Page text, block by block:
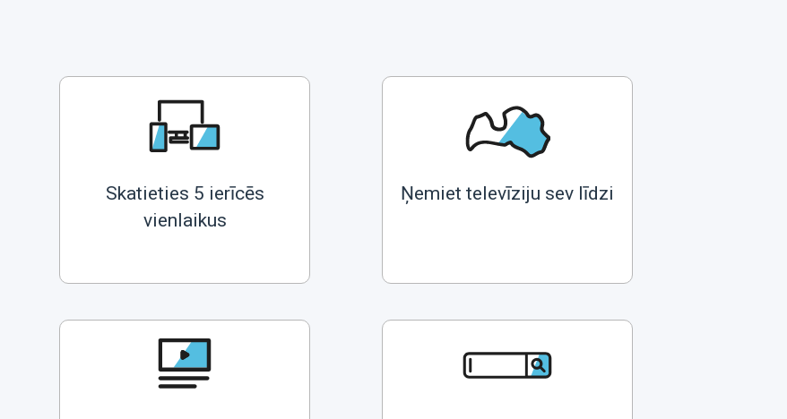
Skatieties 5 ierīcēs
vienlaikus
Ņemiet televīziju sev līdzi